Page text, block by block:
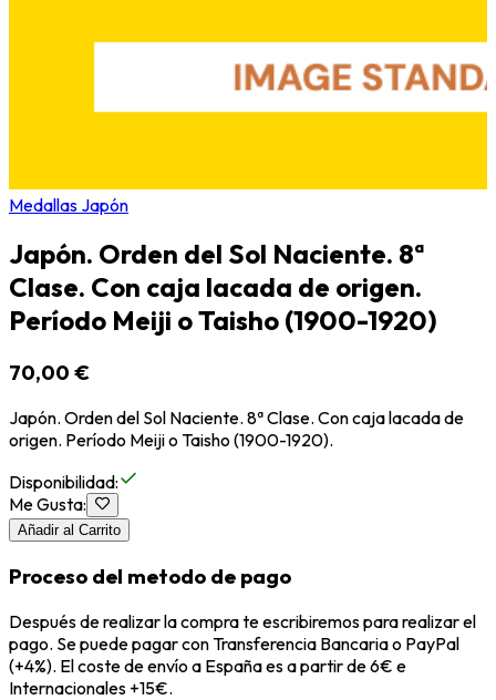
Medallas Japón
Japón. Orden del Sol Naciente. 8ª
Clase. Con caja lacada de origen.
Período Meiji o Taisho (1900-1920)
70,00 €
Japón. Orden del Sol Naciente. 8ª Clase. Con caja lacada de
origen. Período Meiji o Taisho (1900-1920).
Disponibilidad:
Me Gusta:
Añadir al Carrito
Proceso del metodo de pago
Después de realizar la compra te escribiremos para realizar el
pago. Se puede pagar con Transferencia Bancaria o PayPal
(+4%). El coste de envío a España es a partir de 6€ e
Internacionales +15€.